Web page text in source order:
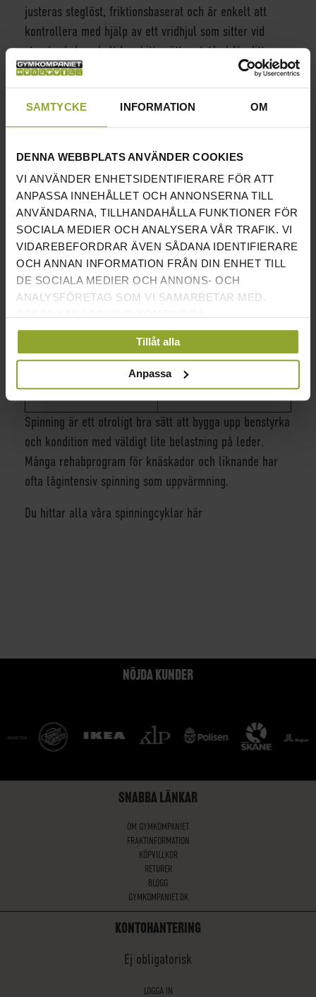
SAMTYCKE INFORMATION OM
DENNA WEBBPLATS ANVÄNDER COOKIES
VI ANVÄNDER ENHETSIDENTIFIERARE FÖR ATT
ANPASSA INNEHÅLLET OCH ANNONSERNA TILL
ANVÄNDARNA, TILLHANDAHÅLLA FUNKTIONER FÖR
SOCIALA MEDIER OCH ANALYSERA VÅR TRAFIK. VI
VIDAREBEFORDRAR ÄVEN SÅDANA IDENTIFIERARE
OCH ANNAN INFORMATION FRÅN DIN ENHET TILL
DE SOCIALA MEDIER OCH ANNONS- OCH
ANALYSFÖRETAG SOM VI SAMARBETAR MED.
INFORMATIONEN MED ANNAN INFORMATION SOM
DU HAR TILLHANDAHÅLLIT ELLER SOM DE HAR
SAMLAT IN NÄR DU HAR ANVÄNT DERAS
Tillåt alla
Anpassa
justeras steglöst, friktionsbaserat och är enkelt att
kontrollera med hjälp av ett vridhjul som sitter vid
styret, så du enkelt kan hitta rätt motstånd för ditt
träningspass. Svänghjulet har en vikt på 17 kg vilket
ger ett bra moment och känsla i träningen.
Denna spinningcykel passar lika bra i hemmagymmet
som i det mindre företagsgymmet.
INFORMATION
LÄNGD 120CM
BREDD 51CM
HÖJD 109CM
VIKT 39KG
MAX ANVÄNDARVIKT 100KG
DRIVSYSTEM REMDRIFT
Spinning är ett otroligt bra sätt att bygga upp benstyrka
och kondition med väldigt lite belastning på leder.
Många rehabprogram för knäskador och liknande har
ofta lågintensiv spinning som uppvärmning.
Du hittar alla våra spinningcyklar här
NÖJDA KUNDER
SNABBA LÄNKAR
OM GYMKOMPANIET
FRAKTINFORMATION
KÖPVILLKOR
RETURER
BLOGG
GYMKOMPANIET.DK
KONTOHANTERING
Ej obligatorisk
LOGGA IN